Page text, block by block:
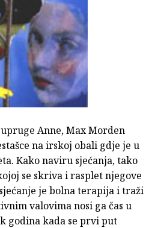
Anne, Max Morden
na irskoj obali gdje je u
Kako naviru sjećanja, tako
se skriva i rasplet njegove
je bolna terapija i traži
valovima nosi ga čas u
godina kada se prvi put